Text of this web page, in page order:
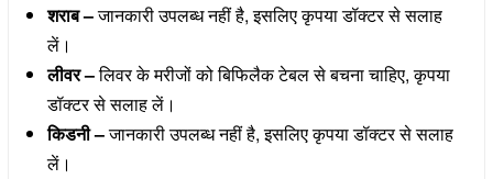
शराब –जानकारी उपलब्ध नहीं है, इसलिए कृपया डॉक्टर से सलाह
लें।
लीवर –लिवर के मरीजों को बिफिलैक टेबल से बचना चाहिए, कृपया
डॉक्टर से सलाह लें।
किडनी –जानकारी उपलब्ध नहीं है, इसलिए कृपया डॉक्टर से सलाह
लें।